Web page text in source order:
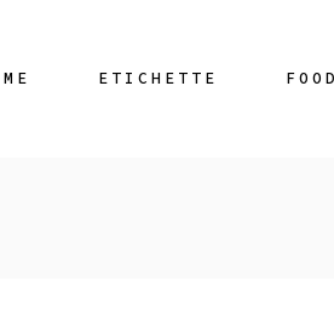
ETICHETTE FOOD